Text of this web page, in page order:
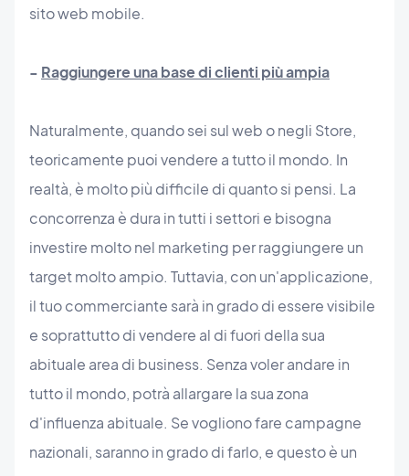
sito web mobile.
- Raggiungere una base di clienti più ampia
Naturalmente, quando sei sul web o negli Store,
teoricamente puoi vendere a tutto il mondo. In
realtà, è molto più difficile di quanto si pensi. La
concorrenza è dura in tutti i settori e bisogna
investire molto nel marketing per raggiungere un
target molto ampio. Tuttavia, con un'applicazione,
il tuo commerciante sarà in grado di essere visibile
e soprattutto di vendere al di fuori della sua
abituale area di business. Senza voler andare in
tutto il mondo, potrà allargare la sua zona
d'influenza abituale. Se vogliono fare campagne
nazionali, saranno in grado di farlo, e questo è un